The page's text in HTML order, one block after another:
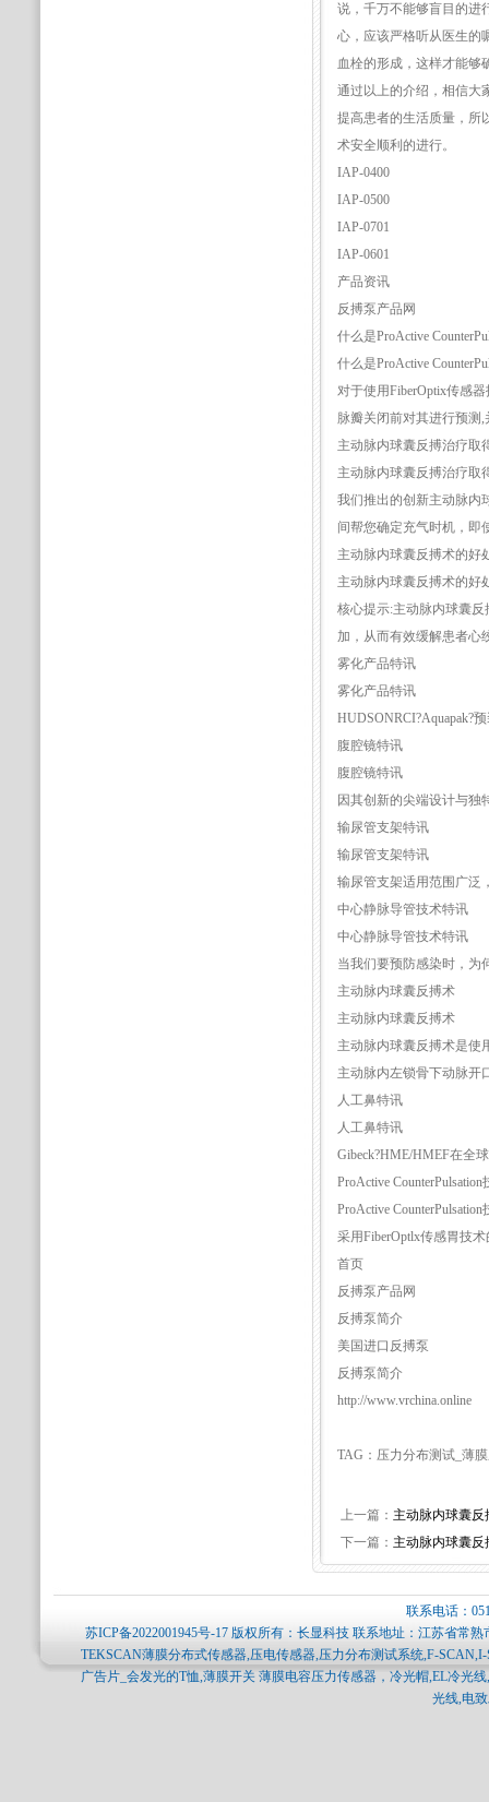
说，千万不能够盲目的进
心，应该严格听从医生的
血栓的形成，这样才能够
通过以上的介绍，相信大
提高患者的生活质量，所
术安全顺利的进行。
IAP-0400
IAP-0500
IAP-0701
IAP-0601
产品资讯
反搏泵产品网
什么是ProActive
什么是ProActive
对于使用FiberOptix传感
脉瓣关闭前对其进行预测
主动脉内球囊反搏治疗取
主动脉内球囊反搏治疗取
我们推出的创新主动脉内
间帮您确定充气时机，即
主动脉内球囊反搏术的好
主动脉内球囊反搏术的好
核心提示:主动脉内球囊
加，从而有效缓解患者心
雾化产品特讯
雾化产品特讯
HUDSONRCI?Aquapak?
腹腔镜特讯
腹腔镜特讯
因其创新的尖端设计与独
输尿管支架特讯
输尿管支架特讯
输尿管支架适用范围广泛
中心静脉导管技术特讯
中心静脉导管技术特讯
当我们要预防感染时，为
主动脉内球囊反搏术
主动脉内球囊反搏术
主动脉内球囊反搏术是使
主动脉内左锁骨下动脉开
人工鼻特讯
人工鼻特讯
Gibeck?HME/HMEF在全
ProActive CounterPulsation
ProActive CounterPulsation
采用FiberOptlx传感胃技
首页
反搏泵产品网
反搏泵简介
美国进口反搏泵
反搏泵简介
http://www.vrchina.online
TAG：压力分布测试_薄
上一篇： 主动脉内球囊
下一篇： 主动脉内球囊
联系电话：
苏ICP备2022001945号-17 版权所有：长显科技 联系地址：江苏省常
TEKSCAN薄膜分布式传感器,压电传感器,压力分布测试系统,F-
广告片_会发光的T恤,薄膜开关 薄膜电容压力传感器，冷光帽,EL冷光
光线,电